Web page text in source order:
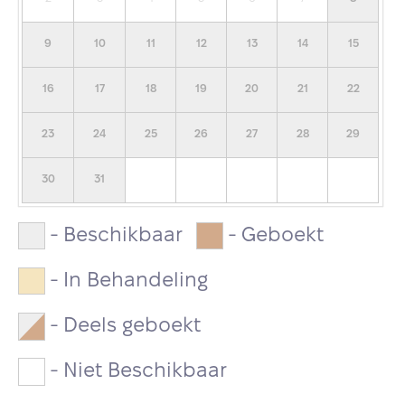
9 10 11 12 13 14 15
16 17 18 19 20 21 22
23 24 25 26 27 28 29
30 31
- Beschikbaar - Geboekt
- In Behandeling
- Deels geboekt
- Niet Beschikbaar